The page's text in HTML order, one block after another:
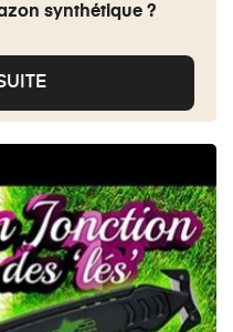
synthétique ?